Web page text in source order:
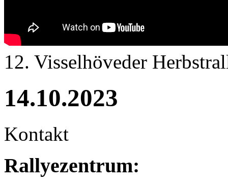
12. Visselhöveder
14.10.2023
Kontakt
Rallyezentrum: